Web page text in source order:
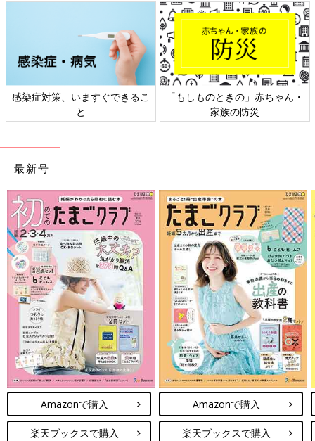
日本外来小児科学会リーフレッ
ト検討会
六星占術 細木かおりさんの人生
相談
最新号
Amazonで購入
楽天ブックスで購入
Amazonで購入
楽天ブックスで購入